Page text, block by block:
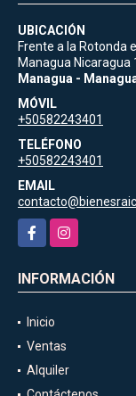
UBICACIÓN
Frente a la Rotonda
Managua Nicaragua
Managua -
MÓVIL
+50582243401
TELÉFONO
+50582243401
EMAIL
FacebookInstagram
INFORMACIÓN
Inicio
Ventas
Alquiler